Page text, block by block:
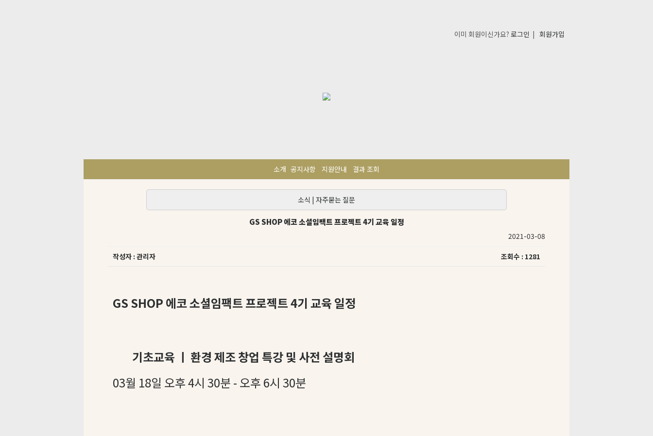
이미 회원이신가요? 로그인 | 회원가입
소개 공지사항 지원안내 결과 조회
소식 | 자주묻는 질문
GS SHOP 에코 소셜임팩트 프로젝트 4기 교육 일정
2021-03-08
작성자 : 관리자 조회수 : 1281
GS SHOP 에코 소셜임팩트 프로젝트 4기 교육 일정
기초교육 ㅣ 환경 제조 창업 특강 및 사전 설명회
03월 18일 오후 4시 30분 - 오후 6시 30분